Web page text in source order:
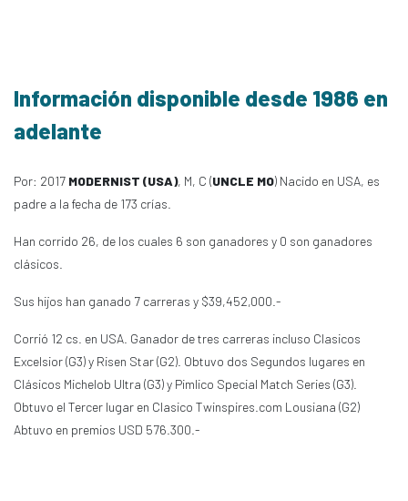
Información disponible desde 1986 en
adelante
Por: 2017 MODERNIST (USA), M, C (UNCLE MO) Nacido en USA, es
padre a la fecha de 173 crías.
Han corrido 26, de los cuales 6 son ganadores y 0 son ganadores
clásicos.
Sus hijos han ganado 7 carreras y $39,452,000.-
Corrió 12 cs. en USA. Ganador de tres carreras incluso Clasicos
Excelsior (G3) y Risen Star (G2). Obtuvo dos Segundos lugares en
Clásicos Michelob Ultra (G3) y Pimlico Special Match Series (G3).
Obtuvo el Tercer lugar en Clasico Twinspires.com Lousiana (G2)
Abtuvo en premios USD 576.300.-